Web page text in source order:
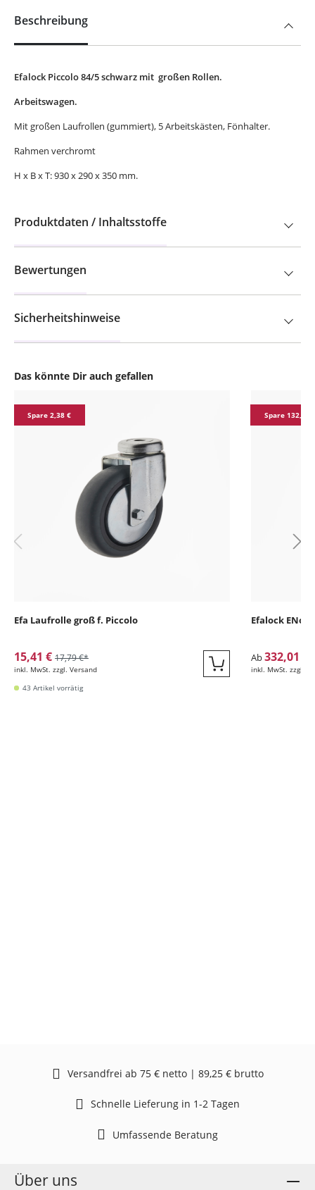
Das könnte Dir auch gefallen
Spare 2,38 €
Efa Laufrolle groß f. Piccolo
15,41 € 17,79 €*
inkl. MwSt. zzgl. Versand Quickbuy
43 Artikel vorrätig
Spare 132,03
Efalock
Ab332,01 €
inkl. MwSt. zzgl.
Beschreibung
Efalock Piccolo 84/5 schwarz mit großen Rollen.
Arbeitswagen.
Mit großen Laufrollen (gummiert), 5 Arbeitskästen, Fönhalter.
Rahmen verchromt
H x B x T: 930 x 290 x 350 mm.
Produktdaten / Inhaltsstoffe
Bewertungen
Sicherheitshinweise
Versandfrei ab 75 € netto | 89,25 € brutto
Schnelle Lieferung in 1-2 Tagen
Umfassende Beratung
Über uns